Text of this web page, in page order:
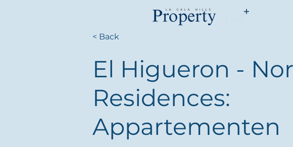
< Back
El Higueron -
Residences:
Appartementen